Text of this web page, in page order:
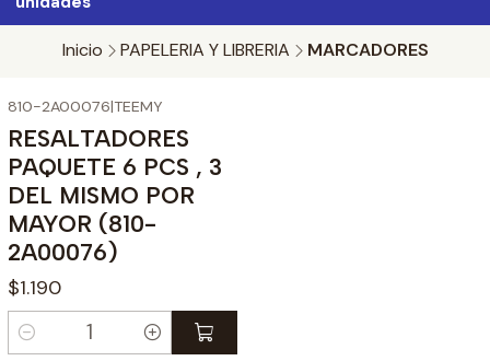
Inicio PAPELERIA Y LIBRERIA MARCADORES
810-2A00076|TEEMY
RESALTADORES
PAQUETE 6 PCS , 3
DEL MISMO POR
MAYOR (810-
2A00076)
$1.190
Cantidad